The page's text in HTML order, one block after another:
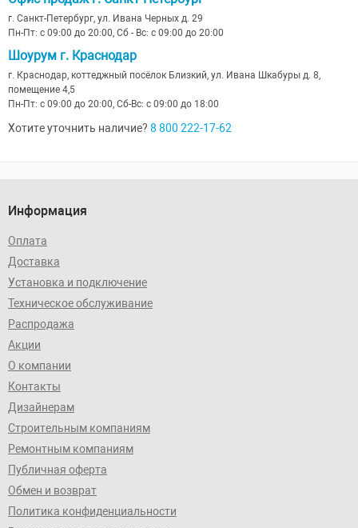
г. Санкт-Петербург, ул. Ивана Черных д. 29
Пн-Пт: с 09:00 до 20:00, Сб - Вс: с 09:00 до 20:00
Шоурум г. Краснодар
г. Краснодар, коттеджный посёлок Близкий, ул. Ивана Шкабуры д. 8,
помещение 4,5
Пн-Пт: с 09:00 до 20:00, Сб-Вс: с 09:00 до 18:00
Хотите уточнить наличие? 8 800 222-17-62
Информация
Оплата
Доставка
Установка и подключение
Техническое обслуживание
Распродажа
Акции
О компании
Контакты
Дизайнерам
Строительным компаниям
Ремонтным компаниям
Публичная оферта
Обмен и возврат
Политика конфиденциальности